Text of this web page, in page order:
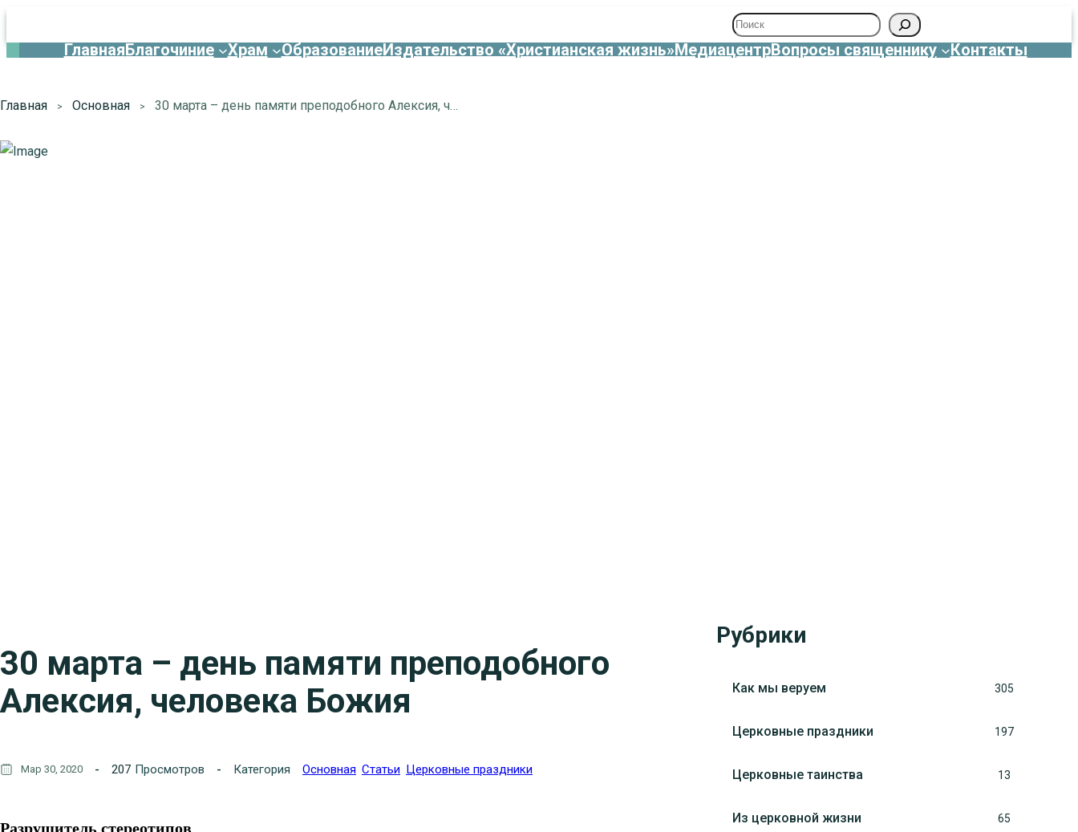
Поиск
ГлавнаяБлагочиние Храм ОбразованиеИздательство «Христианская жизнь»МедиацентрВопросы священнику Контакты
Главная Основная 30 марта – день памяти преподобного Алексия, человека Божия
30 марта – день памяти преподобного
Алексия, человека Божия
Мар 30, 2020 207 Просмотров Категория Основная Статьи Церковные праздники
Рубрики
Как мы веруем 305
Церковные праздники 197
Церковные таинства 13
Из церковной жизни 65